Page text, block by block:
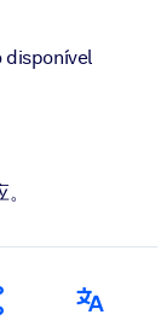
de
confiável e
disponível